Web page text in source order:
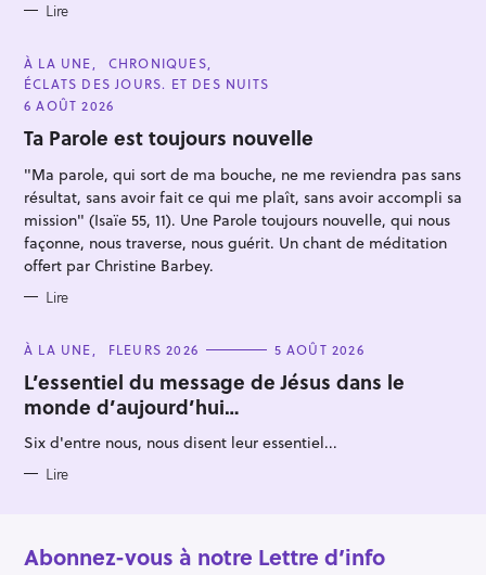
Lire
C
A
T
E
O
R
E
À LA UNE
CHRONIQUES
ÉCLATS DES JOURS. ET DES NUITS
6 AOÛT 2026
Ta Parole est toujours nouvelle
"Ma parole, qui sort de ma bouche, ne me reviendra pas sans
résultat, sans avoir fait ce qui me plaît, sans avoir accompli sa
mission" (Isaïe 55, 11). Une Parole toujours nouvelle, qui nous
façonne, nous traverse, nous guérit. Un chant de méditation
offert par Christine Barbey.
Lire
C
T
E
G
O
R
I
S
À LA UNE FLEURS 2026 5 AOÛT 2026
L’essentiel du message de Jésus dans le
monde d’aujourd’hui…
Six d'entre nous, nous disent leur essentiel...
Lire
Abonnez-vous à notre Lettre d’info